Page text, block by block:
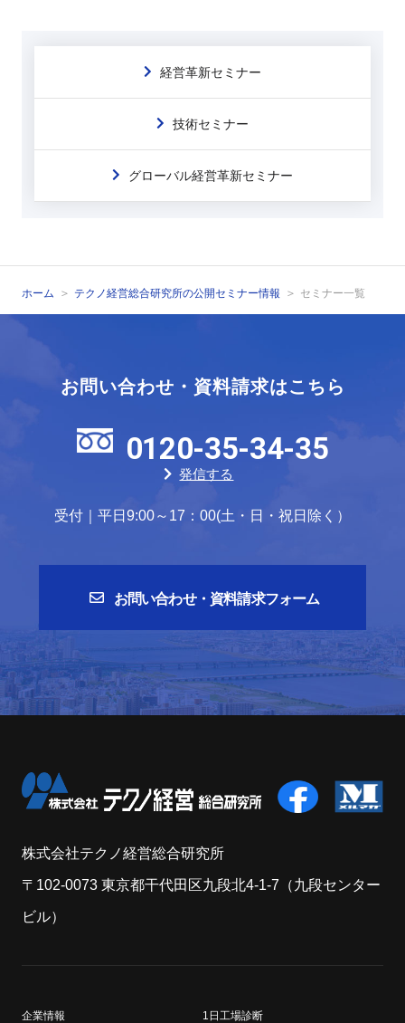
経営革新セミナー
技術セミナー
グローバル経営革新セミナー
ホーム テクノ経営総合研究所の公開セミナー情報 セミナー一覧
お問い合わせ・資料請求はこちら
0120-35-34-35
発信する
受付｜平日9:00～17：00(土・日・祝日除く）
お問い合わせ・資料請求フォーム
株式会社テクノ経営総合研究所
〒102-0073 東京都干代田区九段北4-1-7（九段センター
ビル）
企業情報 1日工場診断